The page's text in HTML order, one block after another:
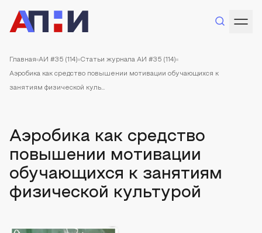
Главная АИ #35 (114) Статьи журнала АИ #35 (114)
Аэробика как средство повышении мотивации обучающихся к
занятиям физической куль...
Аэробика как средство
повышении мотивации
обучающихся к занятиям
физической культурой